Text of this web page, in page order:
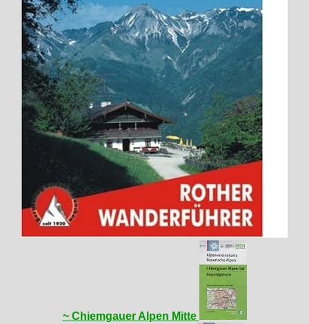
~ Chiemgauer Alpen Mitte